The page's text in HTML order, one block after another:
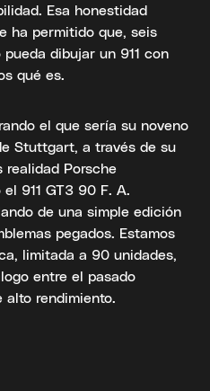
Esa honestidad
ha permitido que, seis
dibujar un 911 con
qué es.
el que sería su noveno
Stuttgart, a través de su
realidad Porsche
911 GT3 90 F. A.
de una simple edición
pegados. Estamos
limitada a 90 unidades,
entre el pasado
alto rendimiento.